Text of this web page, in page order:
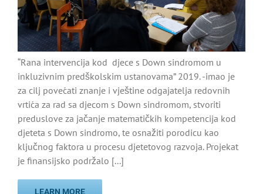
“Rana intervencija kod djece s Down sindromom u
inkluzivnim predškolskim ustanovama” 2019. -imao je
za cilj povećati znanje i vještine odgajatelja redovnih
vrtića za rad sa djecom s Down sindromom, stvoriti
preduslove za jačanje matematičkih kompetencija kod
djeteta s Down sindromo, te osnažiti porodicu kao
ključnog faktora u procesu djetetovog razvoja. Projekat
je finansijsko podržalo [...]
LEARN MORE